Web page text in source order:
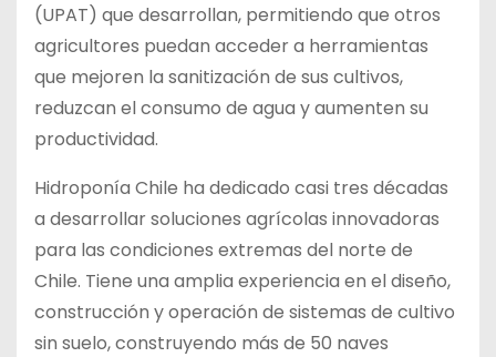
(UPAT) que desarrollan, permitiendo que otros
agricultores puedan acceder a herramientas
que mejoren la sanitización de sus cultivos,
reduzcan el consumo de agua y aumenten su
productividad.
Hidroponía Chile ha dedicado casi tres décadas
a desarrollar soluciones agrícolas innovadoras
para las condiciones extremas del norte de
Chile. Tiene una amplia experiencia en el diseño,
construcción y operación de sistemas de cultivo
sin suelo, construyendo más de 50 naves